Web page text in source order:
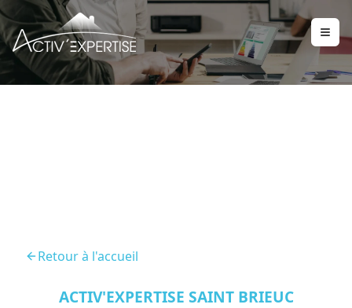
Retour à l'accueil
ACTIV'EXPERTISE SAINT BRIEUC